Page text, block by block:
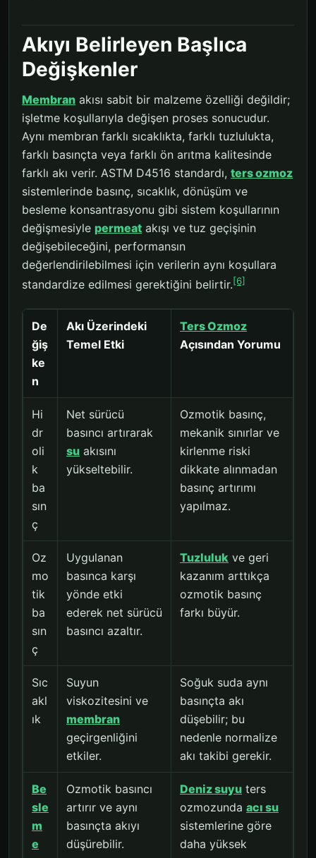
Akıyı Belirleyen Başlıca
Değişkenler
Membran akısı sabit bir malzeme özelliği değildir;
işletme koşullarıyla değişen proses sonucudur.
Aynı membran farklı sıcaklıkta, farklı tuzlulukta,
farklı basınçta veya farklı ön arıtma kalitesinde
farklı akı verir. ASTM D4516 standardı, ters ozmoz
sistemlerinde basınç, sıcaklık, dönüşüm ve
besleme konsantrasyonu gibi sistem koşullarının
değişmesiyle permeat akışı ve tuz geçişinin
değişebileceğini, performansın
değerlendirilebilmesi için verilerin aynı koşullara
standardize edilmesi gerektiğini belirtir.[6]
De
ğiş
ke
n
Akı Üzerindeki
Temel Etki
Ters Ozmoz
Açısından Yorumu
Hi
dr
oli
k
ba
sın
ç
Net sürücü
basıncı artırarak
su akısını
yükseltebilir.
Ozmotik basınç,
mekanik sınırlar ve
kirlenme riski
dikkate alınmadan
basınç artırımı
yapılmaz.
Oz
mo
tik
ba
sın
ç
Uygulanan
basınca karşı
yönde etki
ederek net sürücü
basıncı azaltır.
Tuzluluk ve geri
kazanım arttıkça
ozmotik basınç
farkı büyür.
Sıc
akl
ık
Suyun
viskozitesini ve
membran
geçirgenliğini
etkiler.
Soğuk suda aynı
basınçta akı
düşebilir; bu
nedenle normalize
akı takibi gerekir.
Be
sle
m
e
Ozmotik basıncı
artırır ve aynı
basınçta akıyı
düşürebilir.
Deniz suyu ters
ozmozunda acı su
sistemlerine göre
daha yüksek